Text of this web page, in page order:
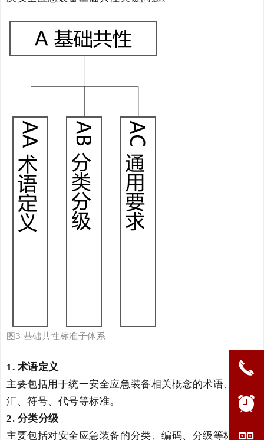
图 3 基础共性标准子体系
1. 术语定义
主要包括用于统一安全应急装备相关概念的术语、词
汇、符号、代号等标准。
2. 分类分级
主要包括对安全应急装备的分类、编码、分级等标准。
끅
뀥